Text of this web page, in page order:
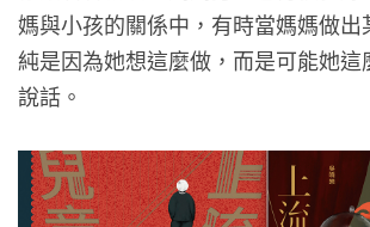
媽與小孩的關係中，有時當媽媽做出
純是因為她想這麼做，而是可能她這
說話。